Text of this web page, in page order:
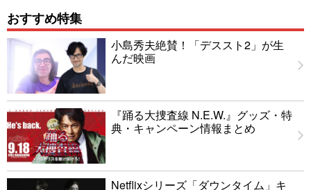
おすすめ特集
小島秀夫絶賛！「デススト2」が生
んだ映画
『踊る大捜査線 N.E.W.』グッズ・特
典・キャンペーン情報まとめ
Netflixシリーズ「ダウンタイム」キ